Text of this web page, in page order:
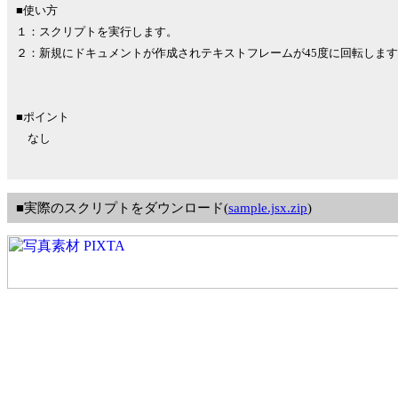
■使い方
１：スクリプトを実行します。
２：新規にドキュメントが作成されテキストフレームが45度に回転しま
■ポイント
なし
■実際のスクリプトをダウンロード(sample.jsx.zip)